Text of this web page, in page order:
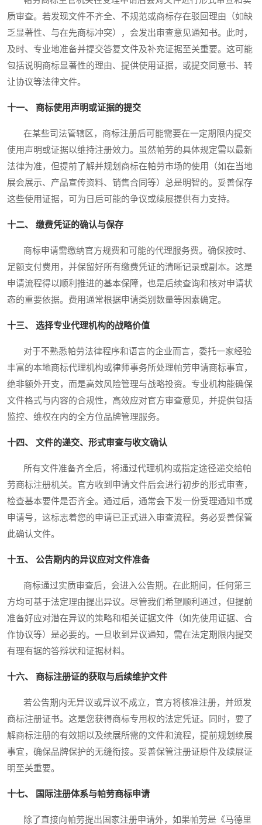
质审查。若发现文件不齐全、不规范或商标存在驳回理由（如缺
乏显著性、与在先商标冲突），会发出审查意见通知书。此时，
及时、专业地准备并提交答复文件及补充证据至关重要。这可能
包括说明商标显著性的理由、提供使用证据，或提交同意书、转
让协议等法律文件。
十一、 商标使用声明或证据的提交
在某些司法管辖区，商标注册后可能需要在一定期限内提交
使用声明或证据以维持注册效力。虽然帕劳的具体规定需以最新
法律为准，但提前了解并规划商标在帕劳市场的使用（如在当地
展会展示、产品宣传资料、销售合同等）总是明智的。妥善保存
这些使用证据，可为日后可能的争议或续展提供有力支持。
十二、 缴费凭证的确认与保存
商标申请需缴纳官方规费和可能的代理服务费。确保按时、
足额支付费用，并保留好所有缴费凭证的清晰记录或副本。这是
申请流程得以顺利推进的基本保障，也是后续查询和核对申请状
态的重要依据。费用通常根据申请类别数量等因素确定。
十三、 选择专业代理机构的战略价值
对于不熟悉帕劳法律程序和语言的企业而言，委托一家经验
丰富的本地商标代理机构或律师事务所处理帕劳申请商标事宜，
绝非额外开支，而是高效风险管理与战略投资。专业机构能确保
文件格式与内容的合规性，高效应对官方审查意见，并提供包括
监控、维权在内的全方位品牌管理服务。
十四、 文件的递交、形式审查与收文确认
所有文件准备齐全后，将通过代理机构或指定途径递交给帕
劳商标注册机关。官方收到申请文件后会进行初步的形式审查，
检查基本要件是否齐全。通过后，通常会下发一份受理通知书或
申请号，这标志着您的申请已正式进入审查流程。务必妥善保管
此确认文件。
十五、 公告期内的异议应对文件准备
商标通过实质审查后，会进入公告期。在此期间，任何第三
方均可基于法定理由提出异议。尽管我们希望顺利通过，但提前
准备好应对潜在异议的策略和相关证据文件（如先使用证据、合
作协议等）是必要的。一旦收到异议通知，需在法定期限内提交
有理有据的答辩状和证据材料。
十六、 商标注册证的获取与后续维护文件
若公告期内无异议或异议不成立，官方将核准注册，并颁发
商标注册证书。这是您获得商标专用权的法定凭证。同时，要了
解商标注册的有效期以及续展所需的文件和流程，提前规划续展
事宜，确保品牌保护的无缝衔接。妥善保管注册证原件及续展证
明至关重要。
十七、 国际注册体系与帕劳商标申请
除了直接向帕劳提出国家注册申请外，如果帕劳是《马德里